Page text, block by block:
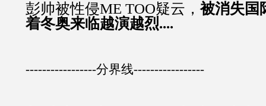
彭帅被性侵ME TOO疑云，被消失国
着冬奥来临越演越烈....
-----------------分界线-----------------